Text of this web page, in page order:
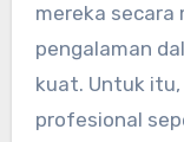
mereka secara
pengalaman
kuat. Untuk
profesional